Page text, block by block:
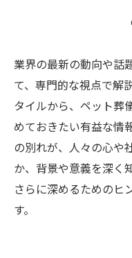
業界の最新の動向や話
て、専門的な視点で解
タイルから、ペット葬
めておきたい有益な情
の別れが、人々の心や
か、背景や意義を深く
さらに深めるためのヒ
す。